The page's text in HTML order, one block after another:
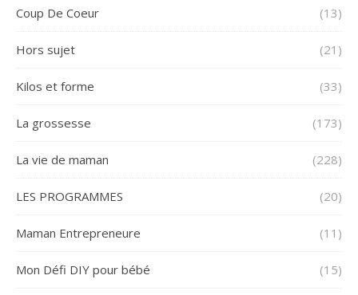
Coup De Coeur (13)
Hors sujet (21)
Kilos et forme (33)
La grossesse (173)
La vie de maman (228)
LES PROGRAMMES (20)
Maman Entrepreneure (11)
Mon Défi DIY pour bébé (15)